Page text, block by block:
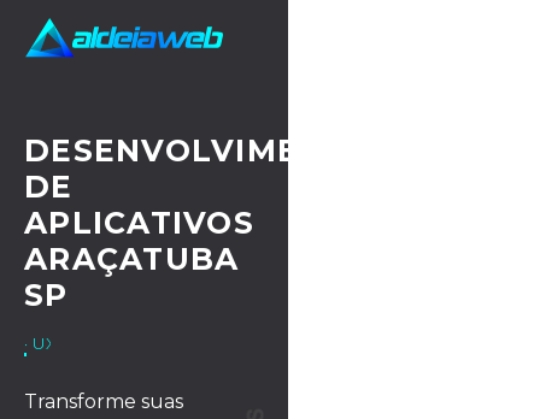
DESENVOLVIMENTO
DE
APLICATIVOS
ARAÇATUBA
SP
· UX/UI DESIGN
Transforme suas